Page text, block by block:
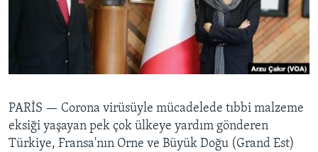
HAYATTAN
BIZI TAKIP EDIN
Diller
PARİS — Corona virüsüyle mücadelede tıbbi malzeme
eksiği yaşayan pek çok ülkeye yardım gönderen
Türkiye, Fransa'nın Orne ve Büyük Doğu (Grand Est)